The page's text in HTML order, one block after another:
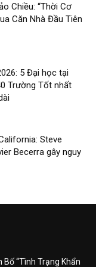
Chiều: “Thời Cơ
Căn Nhà Đầu Tiên
5 Đại học tại
Trường Tốt nhất
Steve
Becerra gây nguy
“Tình Trạng Khẩn